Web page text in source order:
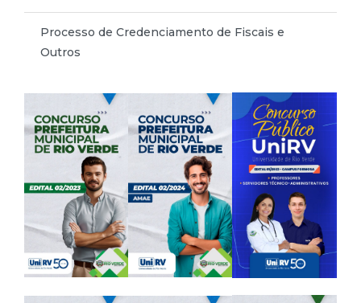
Processo de Credenciamento de Fiscais e
Outros